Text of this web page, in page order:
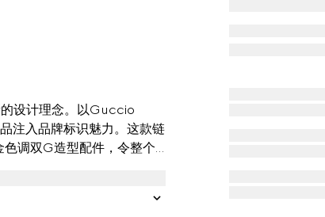
设计理念。以Guccio
注入品牌标识魅力。这款链
调双G造型配件，令整个